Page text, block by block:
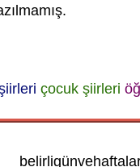
çocuk şiirleri